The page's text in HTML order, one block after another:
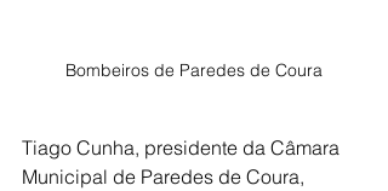
Bombeiros de Paredes de Coura
Tiago Cunha, presidente da Câmara
Municipal de Paredes de Coura,